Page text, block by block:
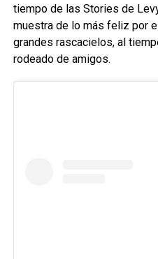
tiempo de las Stories de
muestra de lo más feliz por
grandes rascacielos, al
rodeado de amigos.